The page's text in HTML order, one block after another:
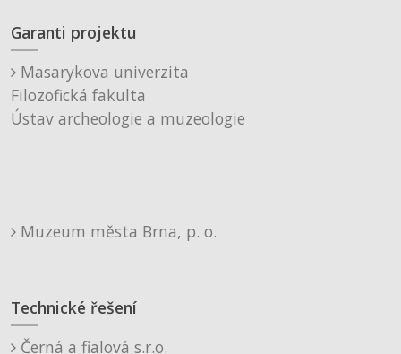
Garanti projektu
Masarykova univerzita
Filozofická fakulta
Ústav archeologie a muzeologie
Muzeum města Brna, p. o.
Technické řešení
Černá a fialová s.r.o.